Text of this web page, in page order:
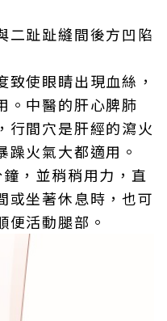
二趾趾縫間後方凹陷
使眼睛出現血絲，
。中醫的肝心脾肺
行間穴是肝經的瀉火
躁火氣大都適用。
，並稍稍用力，直
或坐著休息時，也可
便活動腿部。